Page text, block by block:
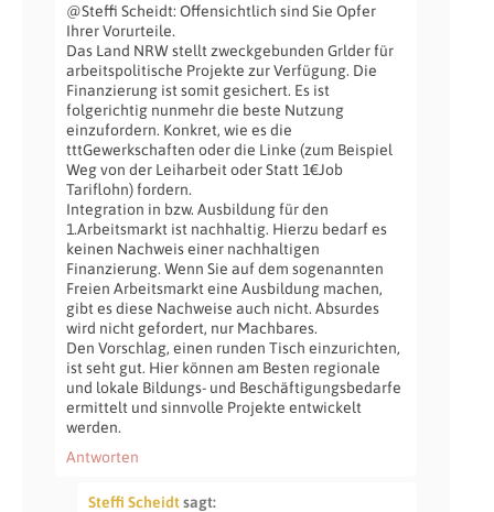
@Steffi Scheidt: Offensichtlich sind Sie Opfer
Ihrer Vorurteile.
Das Land NRW stellt zweckgebunden Grlder für
arbeitspolitische Projekte zur Verfügung. Die
Finanzierung ist somit gesichert. Es ist
folgerichtig nunmehr die beste Nutzung
einzufordern. Konkret, wie es die
tttGewerkschaften oder die Linke (zum Beispiel
Weg von der Leiharbeit oder Statt 1€Job
Tariflohn) fordern.
Integration in bzw. Ausbildung für den
1.Arbeitsmarkt ist nachhaltig. Hierzu bedarf es
keinen Nachweis einer nachhaltigen
Finanzierung. Wenn Sie auf dem sogenannten
Freien Arbeitsmarkt eine Ausbildung machen,
gibt es diese Nachweise auch nicht. Absurdes
wird nicht gefordert, nur Machbares.
Den Vorschlag, einen runden Tisch einzurichten,
ist seht gut. Hier können am Besten regionale
und lokale Bildungs- und Beschäftigungsbedarfe
ermittelt und sinnvolle Projekte entwickelt
werden.
Antworten
Steffi Scheidtsagt: